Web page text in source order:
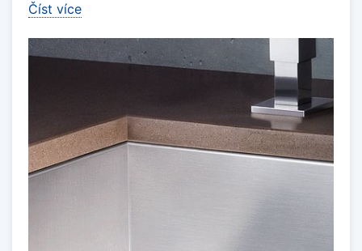
Číst více